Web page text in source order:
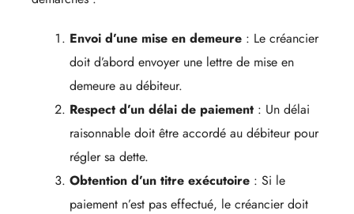
Envoi d’une mise en demeure : Le créancier
doit d’abord envoyer une lettre de mise en
demeure au débiteur.
Respect d’un délai de paiement : Un délai
raisonnable doit être accordé au débiteur pour
régler sa dette.
Obtention d’un titre exécutoire : Si le
paiement n’est pas effectué, le créancier doit